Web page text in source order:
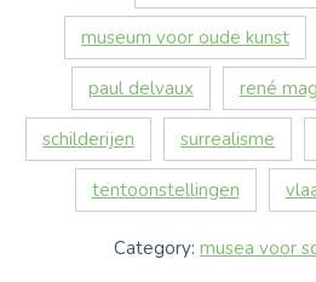
museum voor oude kunst
paul delvaux rené
schilderijen surrealisme
tentoonstellingen
Category: musea voor